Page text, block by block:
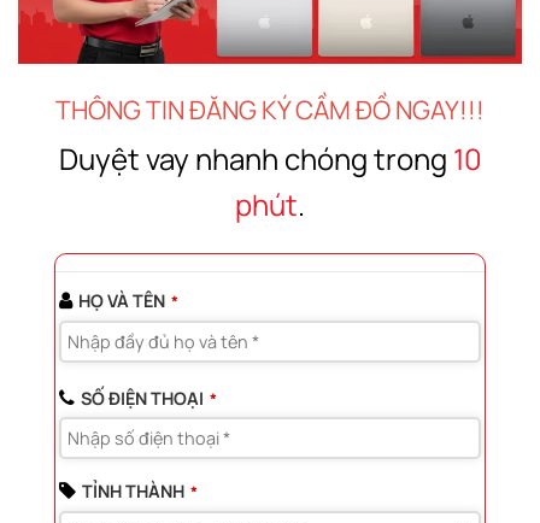
THÔNG TIN ĐĂNG KÝ CẦM ĐỒ NGAY!!!
Duyệt vay nhanh chóng trong 10
phút.
HỌ VÀ TÊN *
SỐ ĐIỆN THOẠI *
TỈNH THÀNH *